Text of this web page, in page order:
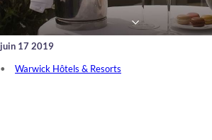
juin 17 2019
Warwick Hôtels & Resorts